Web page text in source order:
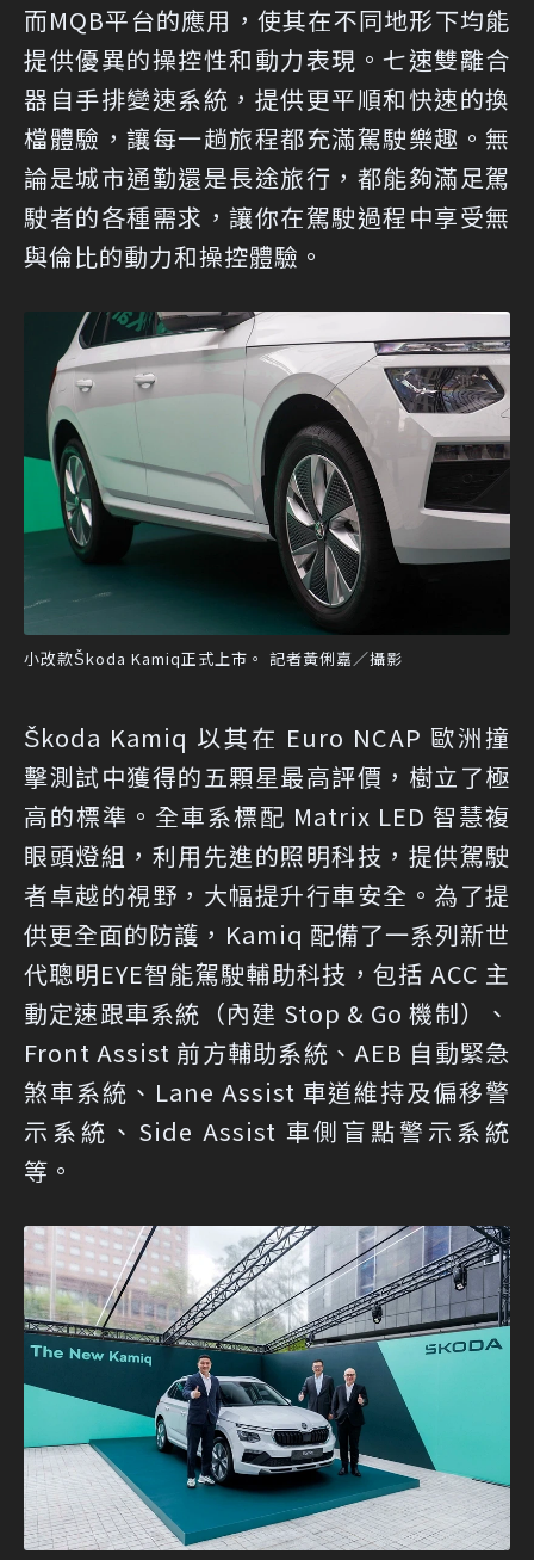
而MQB平台的應用，使其在不同地形下均能
提供優異的操控性和動力表現。七速雙離合
器自手排變速系統，提供更平順和快速的換
檔體驗，讓每一趟旅程都充滿駕駛樂趣。無
論是城市通勤還是長途旅行，都能夠滿足駕
駛者的各種需求，讓你在駕駛過程中享受無
與倫比的動力和操控體驗。
小改款Škoda Kamiq正式上市。 記者黃俐嘉／攝影
Škoda Kamiq 以其在 Euro NCAP 歐洲撞
擊測試中獲得的五顆星最高評價，樹立了極
高的標準。全車系標配 Matrix LED 智慧複
眼頭燈組，利用先進的照明科技，提供駕駛
者卓越的視野，大幅提升行車安全。為了提
供更全面的防護，Kamiq 配備了一系列新世
代聰明EYE智能駕駛輔助科技，包括 ACC 主
動定速跟車系統（內建 Stop & Go 機制）、
Front Assist 前方輔助系統、AEB 自動緊急
煞車系統、Lane Assist 車道維持及偏移警
示系統、Side Assist 車側盲點警示系統
等。